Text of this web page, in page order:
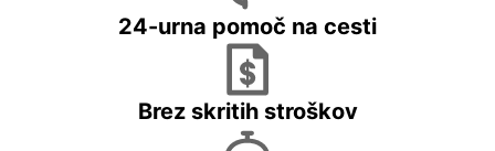
24-urna pomoč na cesti
Brez skritih stroškov